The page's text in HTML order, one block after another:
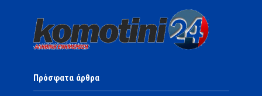
Πρόσφατα άρθρα